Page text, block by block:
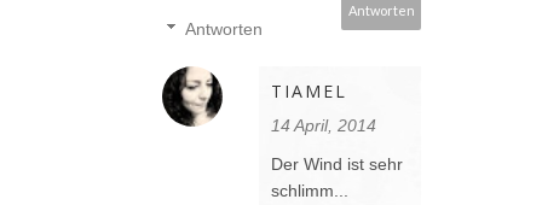
Antworten
Antworten
TIAMEL
14 April, 2014
Der Wind ist sehr
schlimm...